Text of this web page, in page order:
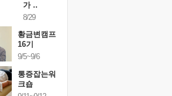
가 ..
8/29
황금변캠프
16기
9/5~9/6
통증잡는워
크숍